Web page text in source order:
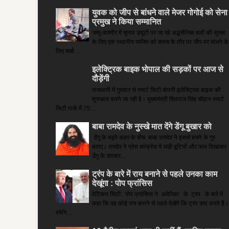
युवक को जीप से बांधने वाले मेजर गोगोई को सेना
प्रमुख ने किया सम्‍मानित
जम्मू-कश्मीर में चुनाव ड्यूटी पर जा रहे अद्धसैनिक बलों की सुरक्षा
के लिए एक स्थानीय व्यक्ति को कवच के तौर पर जीप पर बांधने के
लिए चर्चा ...
इलेक्ट्रिक बाइक भोपाल की सड़कों पर आज से
दौड़ेंगी
राजधानी में गुरुवार से स्मार्ट सिटी कंपनी इलेक्ट्रिक बाइक की
शुरुआत करने जा रही है। मुख्यमंत्री शिवराज सिंह चौहान स्मार्ट
सिटी पार्क में 75 ...
बाबा रामदेव के नुस्खे मात देंगे डेंगू बुखार को
डेंगू के बढ़ते कहर के बीच बाबा रामदेव ने इससे बचने के गुर
बताए। रामदेव ने प्रेस कांफ्रेंस में जड़ी बूटियों और फल दिखाकर
डेंगू के उपचार...
ट्रंप के बारे में राय बनाने से पहले उनका काम
देखूंगा : पोप फ्रांसिस
वेटिकन सिटी: पोप फ्रांसिस ने अमेरिका के ट्रंप के बारे में
कहा कि वह कोई राय बनाने से पहले देखेंगे कि ट्रंप क्या करते हैं।
स्पेनि...